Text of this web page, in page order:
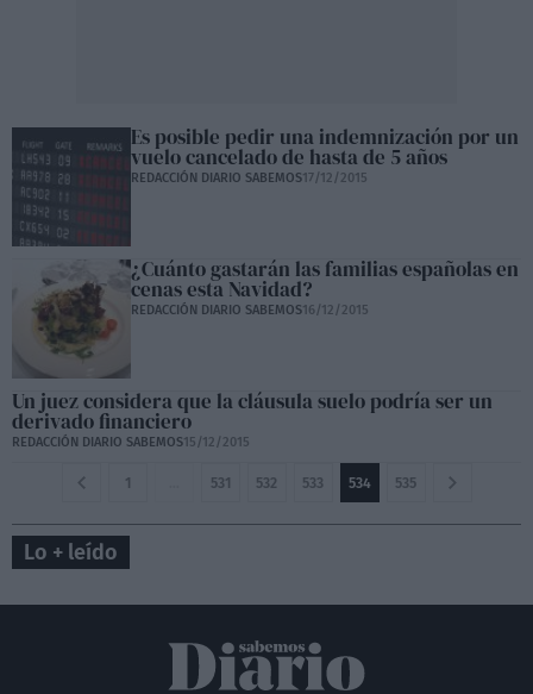
Es posible pedir una indemnización por un
vuelo cancelado de hasta de 5 años
REDACCIÓN DIARIO SABEMOS17/12/2015
¿Cuánto gastarán las familias españolas en
cenas esta Navidad?
REDACCIÓN DIARIO SABEMOS16/12/2015
Un juez considera que la cláusula suelo podría ser un
derivado financiero
REDACCIÓN DIARIO SABEMOS15/12/2015
1 531 532 533 534 535
Lo + leído